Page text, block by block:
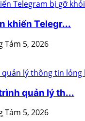
khiến Telegr...
Tám 5, 2026
quản lý th...
Tám 5, 2026